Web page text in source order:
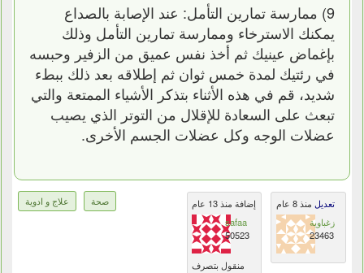
9) ممارسة تمارين التأمل: عند الإصابة بالصداع
يمكنك الاسترخاء وممارسة تمارين التأمل وذلك
بإغماض عينيك ثم أخذ نفس عميق من الزفير وحبسه
في رئتيك لمدة خمس ثوان ثم إطلاقه بعد ذلك ببطء
شديد، قم في هذه الأثناء بتذكر الأشياء الممتعة والتي
تبعث على السعادة للإقلال من التوتر الذي يصيب
عضلات الوجه وكل عضلات الجسم الأخرى.
صحة علاج و ادوية
إضافة منذ 13 عام
safaa
50523
منقول بتصرف
تعديل منذ 8 عام
زغباوية
23463